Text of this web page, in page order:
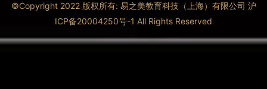
©Copyright 2022 版权所有: 易之美教育科技（上海）有限公司 沪
ICP备20004250号-1 All Rights Reserved